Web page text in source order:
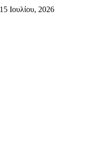
15 Ιουλίου, 2026